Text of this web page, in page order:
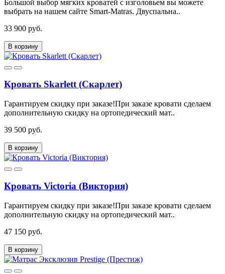
Большой выбор мягких кроватей с изголовьем вы можете
выбрать на нашем сайте Smart-Matras. Двуспальна..
33 900 руб.
В корзину
Кровать Skarlett (Скарлет)
Гарантируем скидку при заказе!При заказе кровати сделаем
дополнительную скидку на ортопедический мат..
39 500 руб.
В корзину
Кровать Victoria (Виктория)
Гарантируем скидку при заказе!При заказе кровати сделаем
дополнительную скидку на ортопедический мат..
47 150 руб.
В корзину